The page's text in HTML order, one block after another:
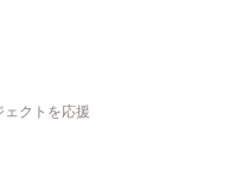
クトを応援